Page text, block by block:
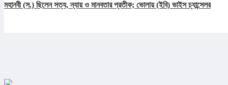
মহানবী (স.) ছিলেন সত্য, ন্যায় ও মানবতার প্রতীক; ভোলায় (ইবি) ভাইস চ্যান্সেলর